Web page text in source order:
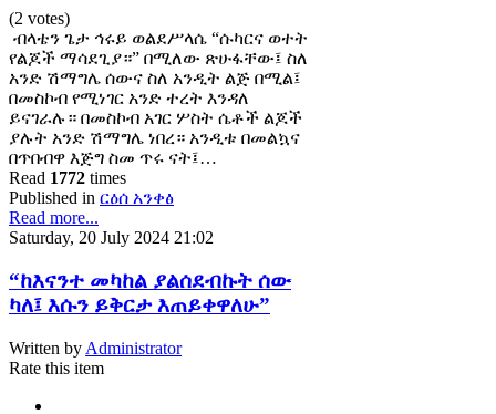
(2 votes)
ብላቴን ጌታ ኅሩይ ወልደሥላሴ “ሱካርና ወተት
የልጆች ማሳደጊያ።” በሚለው ጽሁፋቸው፤ ስለ
አንድ ሽማግሌ ሰውና ስለ አንዲት ልጅ በሚል፤
በመስኮብ የሚነገር አንድ ተረት እንዳለ
ይናገራሉ። በመስኮብ አገር ሦስት ሴቶች ልጆች
ያሉት አንድ ሽማግሌ ነበረ። አንዲቱ በመልኳና
በጥበብዋ እጅግ ስመ ጥሩ ናት፤…
Read 1772 times
Published in ርዕሰ አንቀፅ
Read more...
Saturday, 20 July 2024 21:02
“ከእናንተ መካከል ያልሰደብኩት ሰው
ካለ፤ እሱን ይቅርታ እጠይቀዋለሁ”
Written by Administrator
Rate this item